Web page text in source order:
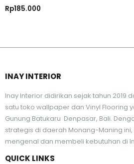
Rp185.000
INAY INTERIOR
Inay Interior didirikan sejak tahun 2019
satu toko wallpaper dan Vinyl Flooring
Gunung Batukaru Denpasar, Bali.
strategis di daerah Monang-Maning
mengenal dan membeli kebutuhan di
QUICK LINKS